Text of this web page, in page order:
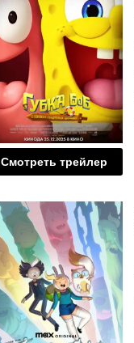
Смотреть трейлер